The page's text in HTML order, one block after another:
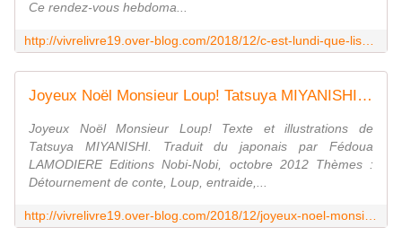
Ce rendez-vous hebdoma...
Joyeux Noël Monsieur Loup! Tatsuya MIYANISHI - 2012 (Dès 4 ans) - VIVRELIVRE
Joyeux Noël Monsieur Loup! Texte et illustrations de
Tatsuya MIYANISHI. Traduit du japonais par Fédoua
LAMODIERE Editions Nobi-Nobi, octobre 2012 Thèmes :
Détournement de conte, Loup, entraide,...